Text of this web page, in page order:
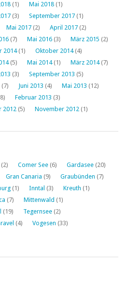
(1) Mai 2018 (1)
(3) September 2017 (1)
Mai 2017 (2) April 2017 (2)
(7) Mai 2016 (3) März 2015 (2)
2014(1) Oktober 2014(4)
(5) Mai 2014(1) März 2014(7)
(3) September 2013 (5)
(7) Juni 2013 (4) Mai 2013 (12)
Februar 2013 (3)
2012 (5) November 2012 (1)
(2) Comer See (6) Gardasee (20)
Gran Canaria (9) Graubünden (7)
(1) Inntal (3) Kreuth (1)
(7) Mittenwald (1)
(19) Tegernsee (2)
(4) Vogesen (33)